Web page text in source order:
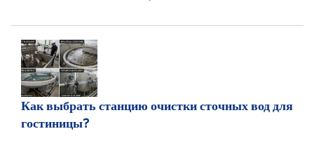
Как выбрать станцию ​​очистки сточных вод для
гостиницы?